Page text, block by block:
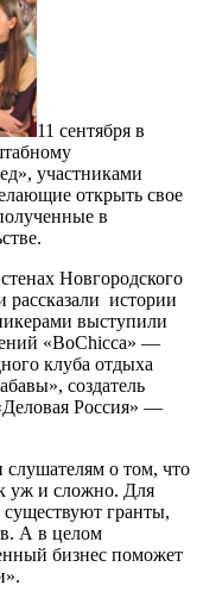
11 сентября в
участниками
открыть свое
в
Новгородского
рассказали истории
выступили
«BoChicca» —
клуба отдыха
создатель
Россия» —
о том, что
уж и сложно. Для
существуют гранты,
А в целом
бизнес поможет